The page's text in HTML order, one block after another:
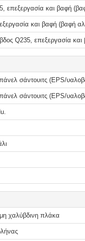
επεξεργασία και βαφή
και βαφή (βαφή
Q235, επεξεργασία
σάντουιτς (EPS/
σάντουιτς (EPS/
χαλύβδινη πλάκα